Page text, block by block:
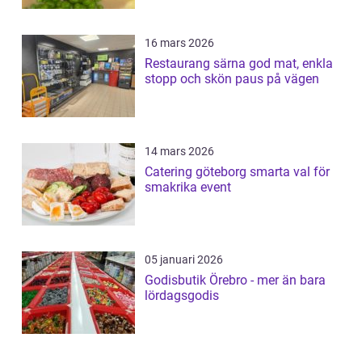
16 mars 2026
Restaurang särna god mat, enkla
stopp och skön paus på vägen
14 mars 2026
Catering göteborg smarta val för
smakrika event
05 januari 2026
Godisbutik Örebro - mer än bara
lördagsgodis